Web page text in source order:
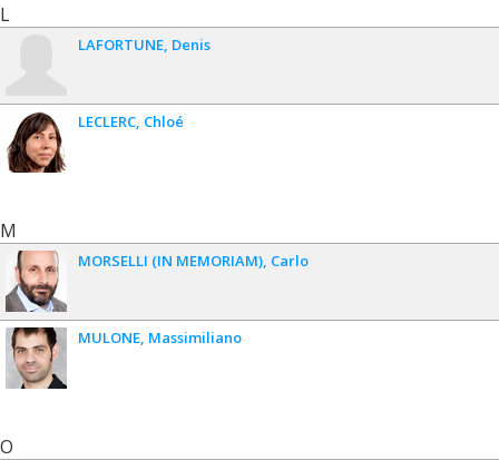
L
LAFORTUNE Denis
LECLERC Chloé
M
MORSELLI (IN MEMORIAM) Carlo
MULONE Massimiliano
O